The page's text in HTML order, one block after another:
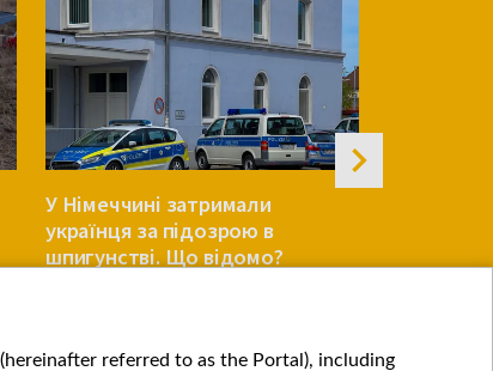
У Німеччині затримали
українця за підозрою в
шпигунстві. Що відомо?
referred to as the Portal), including